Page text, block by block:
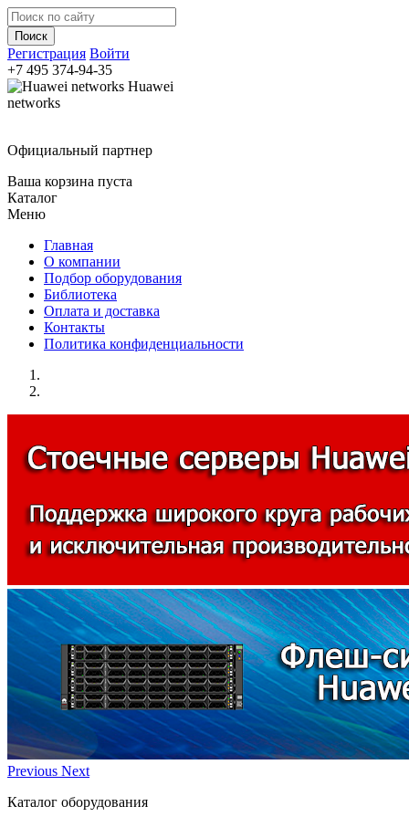
Регистрация Войти
+7 495 374-94-35
Huawei
networks
Официальный партнер
Ваша корзина пуста
Каталог
Меню
Главная
О компании
Подбор оборудования
Библиотека
Оплата и доставка
Контакты
Политика конфиденциальности
Previous Next
Каталог оборудования